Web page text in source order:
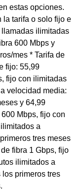
estas opciones.
la tarifa o solo fijo e
llamadas ilimitadas
600 Mbps y
mes * Tarifa de
fijo: 55,99
fijo con ilimitadas
velocidad media:
y 64,99
Mbps, fijo con
a
tres meses
fibra 1 Gbps, fijo
ilimitados a
primeros tres